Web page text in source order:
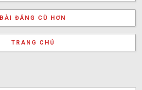
BÀI ĐĂNG CŨ HƠN
TRANG CHỦ